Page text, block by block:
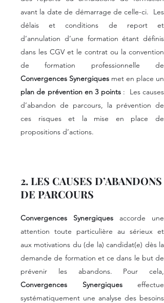
avant la date de démarrage de celle-ci. Les
délais et conditions de report et
d’annulation d’une formation étant définis
dans les CGV et le contrat ou la convention
de formation professionnelle de
Convergences Synergiques met en place un
plan de prévention en 3 points: Les causes
d’abandon de parcours, la prévention de
ces risques et la mise en place de
propositions d’actions.
2. LES CAUSES D’ABANDONS
DE PARCOURS
Convergences Synergiques accorde une
attention toute particulière au sérieux et
aux motivations du (de la) candidat(e) dès la
demande de formation et ce dans le but de
prévenir les abandons. Pour cela,
Convergences Synergiqueseffectue
systématiquement une analyse des besoins